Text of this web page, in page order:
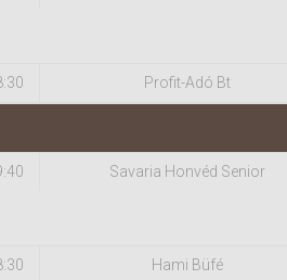
Profit-Adó Bt
Savaria Honvéd Senior
Hami Büfé